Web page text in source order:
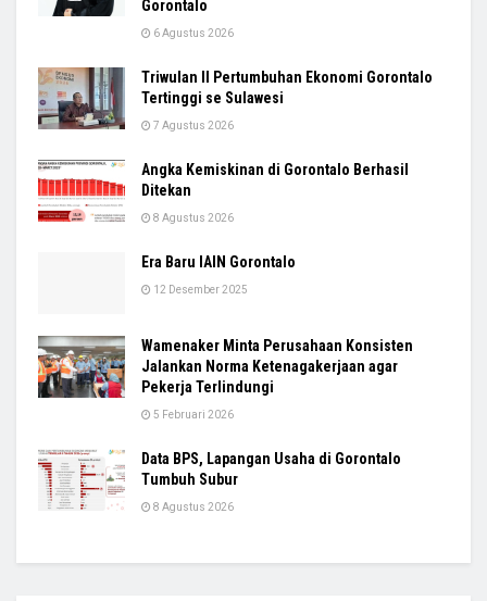
Gorontalo
6 Agustus 2026
Triwulan II Pertumbuhan Ekonomi Gorontalo
Tertinggi se Sulawesi
7 Agustus 2026
Angka Kemiskinan di Gorontalo Berhasil
Ditekan
8 Agustus 2026
Era Baru IAIN Gorontalo
12 Desember 2025
Wamenaker Minta Perusahaan Konsisten
Jalankan Norma Ketenagakerjaan agar
Pekerja Terlindungi
5 Februari 2026
Data BPS, Lapangan Usaha di Gorontalo
Tumbuh Subur
8 Agustus 2026